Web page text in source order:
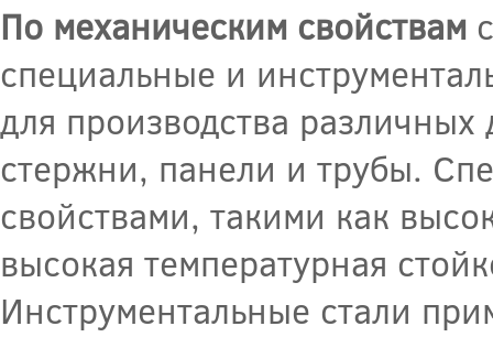
По механическим свойствам
специальные и
для производства различных
стержни, панели и трубы.
свойствами, такими как
высокая температурная
Инструментальные стали